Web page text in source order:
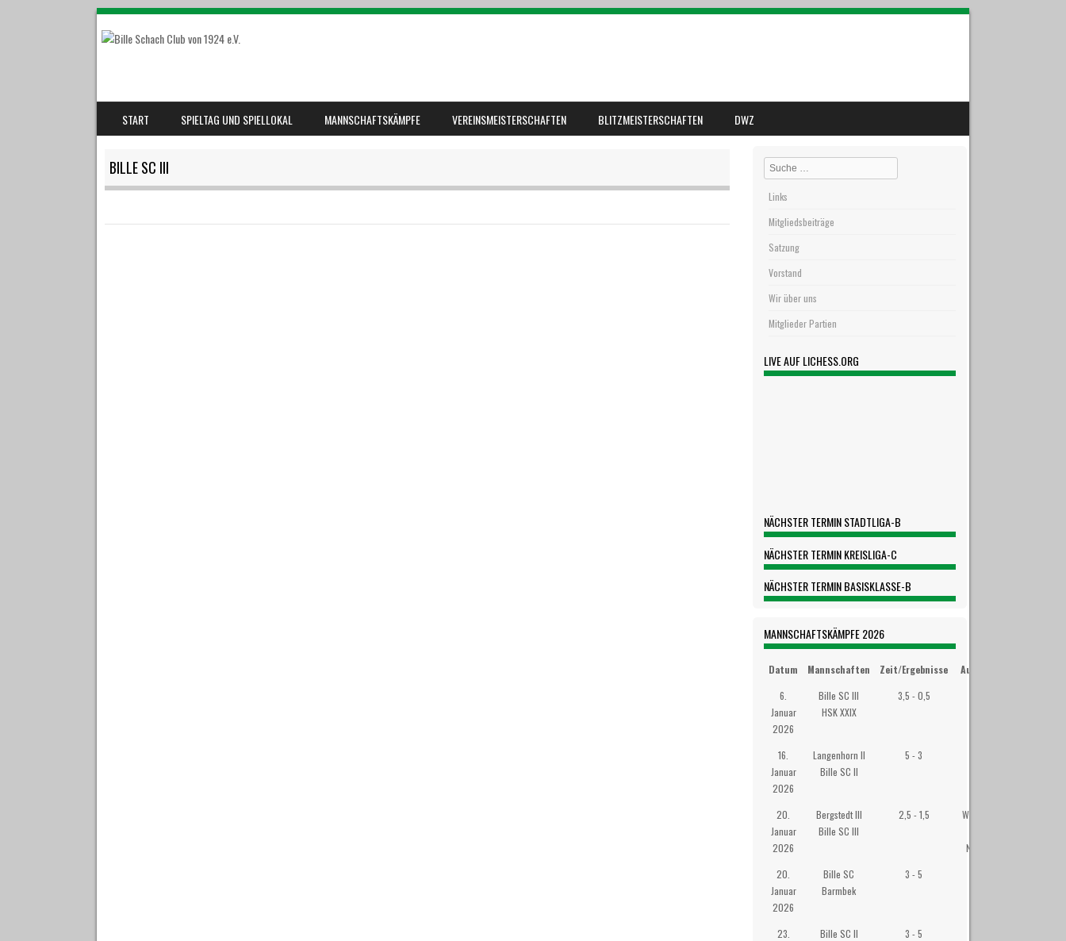
MENU
SKIP TO CONTENT
START SPIELTAG UND SPIELLOKAL MANNSCHAFTSKÄMPFE VEREINSMEISTERSCHAFTEN BLITZMEISTERSCHAFTEN DWZ
BILLE SC III Search
Links
Mitgliedsbeiträge
Satzung
Vorstand
Wir über uns
Mitglieder Partien
LIVE AUF LICHESS.ORG
NÄCHSTER TERMIN STADTLIGA-B
NÄCHSTER TERMIN KREISLIGA-C
NÄCHSTER TERMIN BASISKLASSE-B
MANNSCHAFTSKÄMPFE 2026
Datum Mannschaften Zeit/Ergebnisse
Austragungsort
6.
Januar
2026
Bille SC III
HSK XXIX
3,5 - 0,5
16.
Januar
2026
Langenhorn II
Bille SC II
5 - 3
20.
Januar
2026
Bergstedt III
Bille SC III
2,5 - 1,5
Willi Becker-Saal
Neumann-Heim
20.
Januar
2026
Bille SC
Barmbek
3 - 5
23.
Bille SC II
3 - 5